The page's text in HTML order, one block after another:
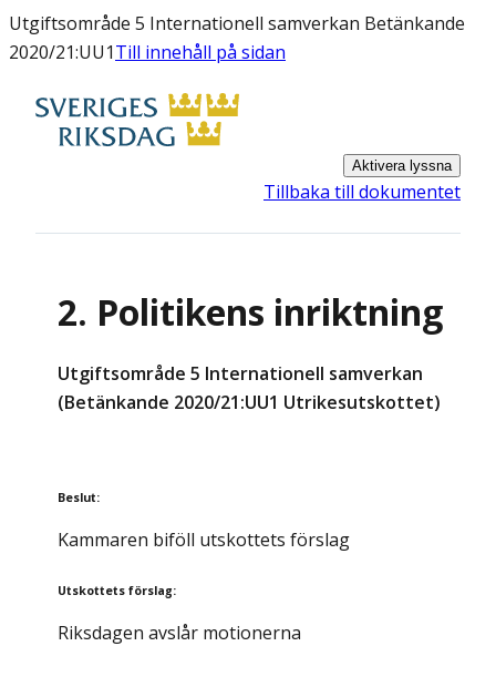
Utgiftsområde 5 Internationell samverkan Betänkande
2020/21:UU1Till innehåll på sidan
Aktivera lyssna
Tillbaka till dokumentet
2. Politikens inriktning
Utgiftsområde 5 Internationell samverkan
(Betänkande 2020/21:UU1 Utrikesutskottet)
Beslut:
Kammaren biföll utskottets förslag
Utskottets förslag:
Riksdagen avslår motionerna